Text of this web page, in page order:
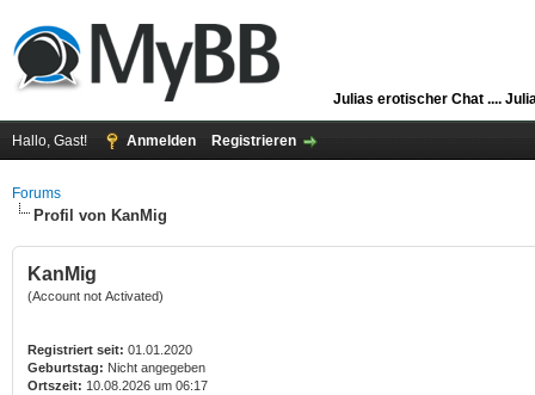
Julias erotischer Chat ....
Hallo, Gast! Anmelden Registrieren
Forums
Profil von KanMig
KanMig
(Account not Activated)
Registriert seit: 01.01.2020
Geburtstag: Nicht angegeben
Ortszeit: 10.08.2026 um 06:17